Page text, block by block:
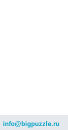
info@bigpuzzle.ru